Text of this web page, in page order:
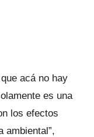
acá no hay
es una
los efectos
ambiental”,